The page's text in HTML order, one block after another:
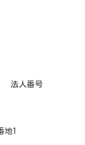
法人番号
地1